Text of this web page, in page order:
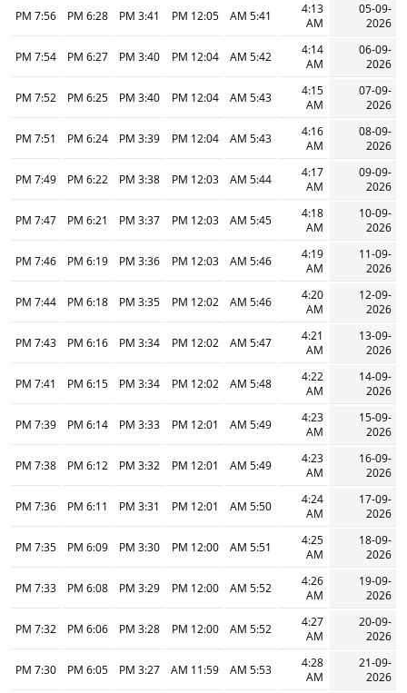
05-09-
2026
4:13
AM
5:41 AM
12:05 PM
3:41 PM
6:28 PM
7:56 PM
06-09-
2026
4:14
AM
5:42 AM
12:04 PM
3:40 PM
6:27 PM
7:54 PM
07-09-
2026
4:15
AM
5:43 AM
12:04 PM
3:40 PM
6:25 PM
7:52 PM
08-09-
2026
4:16
AM
5:43 AM
12:04 PM
3:39 PM
6:24 PM
7:51 PM
09-09-
2026
4:17
AM
5:44 AM
12:03 PM
3:38 PM
6:22 PM
7:49 PM
10-09-
2026
4:18
AM
5:45 AM
12:03 PM
3:37 PM
6:21 PM
7:47 PM
11-09-
2026
4:19
AM
5:46 AM
12:03 PM
3:36 PM
6:19 PM
7:46 PM
12-09-
2026
4:20
AM
5:46 AM
12:02 PM
3:35 PM
6:18 PM
7:44 PM
13-09-
2026
4:21
AM
5:47 AM
12:02 PM
3:34 PM
6:16 PM
7:43 PM
14-09-
2026
4:22
AM
5:48 AM
12:02 PM
3:34 PM
6:15 PM
7:41 PM
15-09-
2026
4:23
AM
5:49 AM
12:01 PM
3:33 PM
6:14 PM
7:39 PM
16-09-
2026
4:23
AM
5:49 AM
12:01 PM
3:32 PM
6:12 PM
7:38 PM
17-09-
2026
4:24
AM
5:50 AM
12:01 PM
3:31 PM
6:11 PM
7:36 PM
18-09-
2026
4:25
AM
5:51 AM
12:00 PM
3:30 PM
6:09 PM
7:35 PM
19-09-
2026
4:26
AM
5:52 AM
12:00 PM
3:29 PM
6:08 PM
7:33 PM
20-09-
2026
4:27
AM
5:52 AM
12:00 PM
3:28 PM
6:06 PM
7:32 PM
21-09-
2026
4:28
AM
5:53 AM
11:59 AM
3:27 PM
6:05 PM
7:30 PM